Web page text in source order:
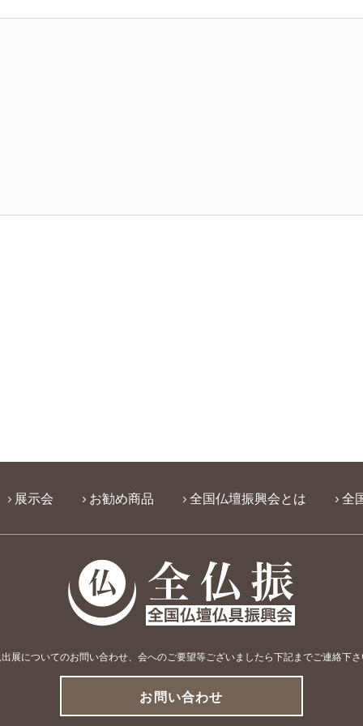
展示会 お勧め商品 全国仏壇振興会とは 全
展についてのお問い合わせ、会へのご要望等 ございましたら下記までご連絡下
お問い合わせ